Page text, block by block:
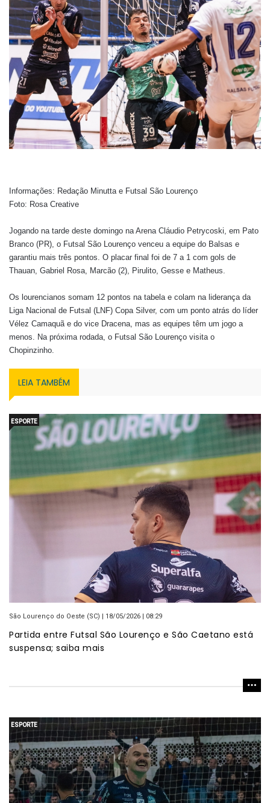
Informações: Redação Minutta e Futsal São Lourenço
Foto: Rosa Creative
Jogando na tarde deste domingo na Arena Cláudio Petrycoski, em Pato
Branco (PR), o Futsal São Lourenço venceu a equipe do Balsas e
garantiu mais três pontos. O placar final foi de 7 a 1 com gols de
Thauan, Gabriel Rosa, Marcão (2), Pirulito, Gesse e Matheus.
Os lourencianos somam 12 pontos na tabela e colam na liderança da
Liga Nacional de Futsal (LNF) Copa Silver, com um ponto atrás do líder
Vélez Camaquã e do vice Dracena, mas as equipes têm um jogo a
menos.
Na próxima rodada, o Futsal São Lourenço visita o
Chopinzinho.
LEIA TAMBÉM
ESPORTE
São Lourenço do Oeste (SC) | 18/05/2026 | 08:29
Partida entre Futsal São Lourenço e São Caetano está
suspensa; saiba mais
ESPORTE